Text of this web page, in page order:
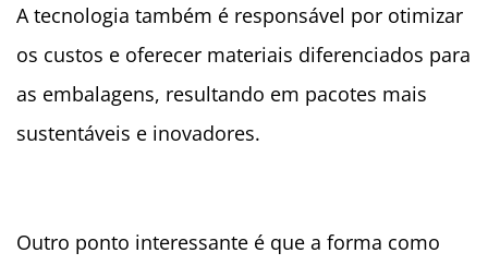
A tecnologia também é responsável por otimizar
os custos e oferecer materiais diferenciados para
as embalagens, resultando em pacotes mais
sustentáveis e inovadores.
Outro ponto interessante é que a forma como